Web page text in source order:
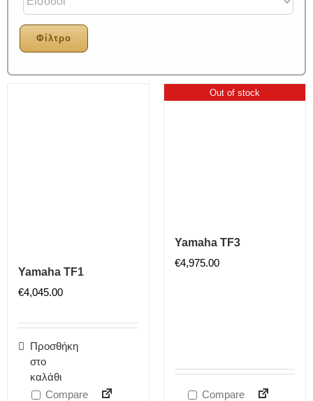
Φίλτρο
Yamaha TF1
€4,045.00
Προσθήκη
στο
καλάθι
Compare
Out of stock
Yamaha TF3
€4,975.00
Compare